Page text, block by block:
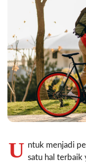
U ntuk menjadi
satu hal terbaik